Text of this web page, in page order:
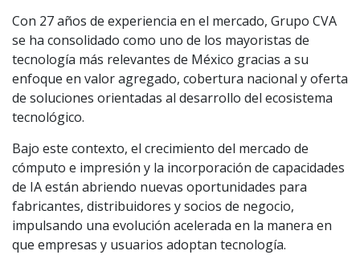
Con 27 años de experiencia en el mercado, Grupo CVA
se ha consolidado como uno de los mayoristas de
tecnología más relevantes de México gracias a su
enfoque en valor agregado, cobertura nacional y oferta
de soluciones orientadas al desarrollo del ecosistema
tecnológico.
Bajo este contexto, el crecimiento del mercado de
cómputo e impresión y la incorporación de capacidades
de IA están abriendo nuevas oportunidades para
fabricantes, distribuidores y socios de negocio,
impulsando una evolución acelerada en la manera en
que empresas y usuarios adoptan tecnología.